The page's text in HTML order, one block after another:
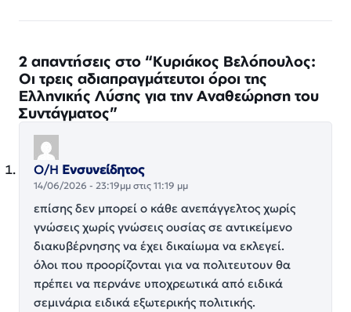
2 απαντήσεις στο “Κυριάκος Βελόπουλος:
Οι τρεις αδιαπραγμάτευτοι όροι της
Ελληνικής Λύσης για την Αναθεώρηση του
Συντάγματος”
Ο/Η Ενσυνείδητος
14/06/2026 - 23:19μμ στις 11:19 μμ
επίσης δεν μπορεί ο κάθε ανεπάγγελτος χωρίς
γνώσεις χωρίς γνώσεις ουσίας σε αντικείμενο
διακυβέρνησης να έχει δικαίωμα να εκλεγεί.
όλοι που προορίζονται για να πολιτευτουν θα
πρέπει να περνάνε υποχρεωτικά από ειδικά
σεμινάρια ειδικά εξωτερικής πολιτικής.